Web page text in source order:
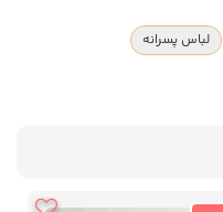
لباس پسرانه